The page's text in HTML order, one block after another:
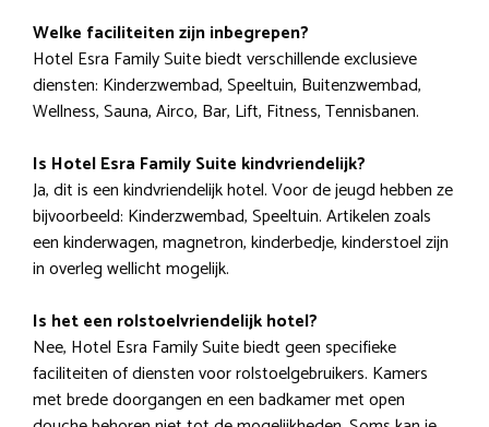
Welke faciliteiten zijn inbegrepen?
Hotel Esra Family Suite biedt verschillende exclusieve
diensten: Kinderzwembad, Speeltuin, Buitenzwembad,
Wellness, Sauna, Airco, Bar, Lift, Fitness, Tennisbanen.
Is Hotel Esra Family Suite kindvriendelijk?
Ja, dit is een kindvriendelijk hotel. Voor de jeugd hebben ze
bijvoorbeeld: Kinderzwembad, Speeltuin. Artikelen zoals
een kinderwagen, magnetron, kinderbedje, kinderstoel zijn
in overleg wellicht mogelijk.
Is het een rolstoelvriendelijk hotel?
Nee, Hotel Esra Family Suite biedt geen specifieke
faciliteiten of diensten voor rolstoelgebruikers. Kamers
met brede doorgangen en een badkamer met open